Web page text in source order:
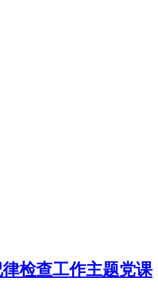
检查工作主题党课